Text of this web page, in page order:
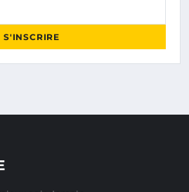
S'INSCRIRE